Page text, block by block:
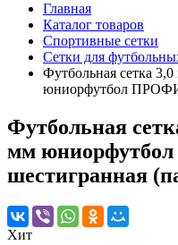
Главная
Каталог товаров
Спортивные сетки
Сетки для
Футбольная сетка
юниорфутбол ПРОФИ
Футбольная
мм
шестигранная
Хит